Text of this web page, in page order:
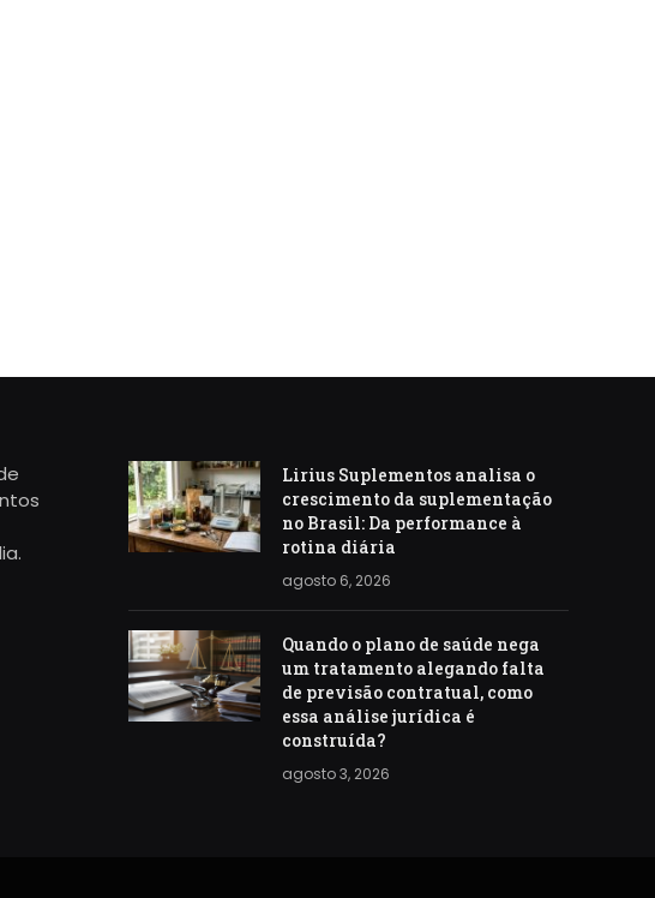
Lirius Suplementos analisa o
crescimento da suplementação
no Brasil: Da performance à
rotina diária
agosto 6, 2026
Quando o plano de saúde nega
um tratamento alegando falta
de previsão contratual, como
essa análise jurídica é
construída?
agosto 3, 2026